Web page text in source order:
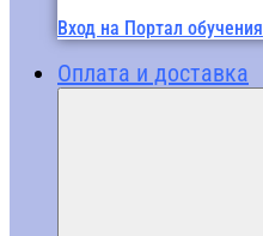
Вход на Портал обучения
Оплата и доставка